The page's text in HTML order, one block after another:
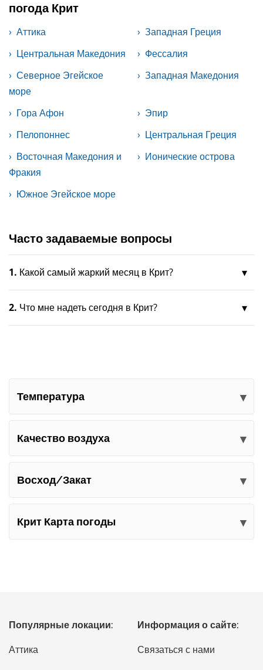
погода Крит
Аттика
Западная Греция
Центральная Македония
Фессалия
Северное Эгейское
море
Западная Македония
Гора Афон
Эпир
Пелопоннес
Центральная Греция
Восточная Македония и
Фракия
Ионические острова
Южное Эгейское море
Часто задаваемые вопросы
1. Какой самый жаркий месяц в Крит?
2. Что мне надеть сегодня в Крит?
Температура
Качество воздуха
Восход/Закат
Крит Карта погоды
Популярные локации:
Аттика
Информация о сайте:
Связаться с нами